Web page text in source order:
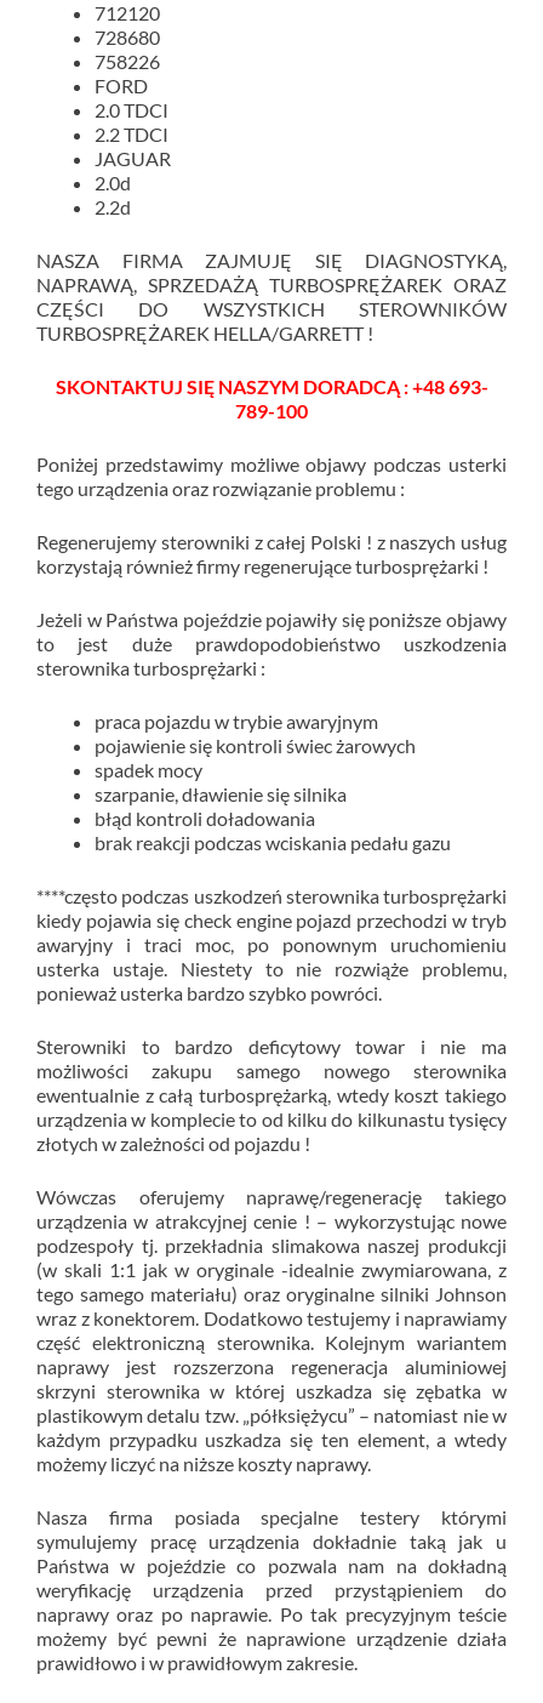
712120
728680
758226
FORD
2.0 TDCI
2.2 TDCI
JAGUAR
2.0d
2.2d
NASZA FIRMA ZAJMUJĘ SIĘ DIAGNOSTYKĄ,
NAPRAWĄ, SPRZEDAŻĄ TURBOSPRĘŻAREK ORAZ
CZĘŚCI DO WSZYSTKICH STEROWNIKÓW
TURBOSPRĘŻAREK HELLA/GARRETT !
SKONTAKTUJ SIĘ NASZYM DORADCĄ : +48 693-
789-100
Poniżej przedstawimy możliwe objawy podczas usterki
tego urządzenia oraz rozwiązanie problemu :
Regenerujemy sterowniki z całej Polski ! z naszych usług
korzystają również firmy regenerujące turbosprężarki !
Jeżeli w Państwa pojeździe pojawiły się poniższe objawy
to jest duże prawdopodobieństwo uszkodzenia
sterownika turbosprężarki :
praca pojazdu w trybie awaryjnym
pojawienie się kontroli świec żarowych
spadek mocy
szarpanie, dławienie się silnika
błąd kontroli doładowania
brak reakcji podczas wciskania pedału gazu
****często podczas uszkodzeń sterownika turbosprężarki
kiedy pojawia się check engine pojazd przechodzi w tryb
awaryjny i traci moc, po ponownym uruchomieniu
usterka ustaje. Niestety to nie rozwiąże problemu,
ponieważ usterka bardzo szybko powróci.
Sterowniki to bardzo deficytowy towar i nie ma
możliwości zakupu samego nowego sterownika
ewentualnie z całą turbosprężarką, wtedy koszt takiego
urządzenia w komplecie to od kilku do kilkunastu tysięcy
złotych w zależności od pojazdu !
Wówczas oferujemy naprawę/regenerację takiego
urządzenia w atrakcyjnej cenie ! – wykorzystując nowe
podzespoły tj. przekładnia slimakowa naszej produkcji
(w skali 1:1 jak w oryginale -idealnie zwymiarowana, z
tego samego materiału) oraz oryginalne silniki Johnson
wraz z konektorem. Dodatkowo testujemy i naprawiamy
część elektroniczną sterownika. Kolejnym wariantem
naprawy jest rozszerzona regeneracja aluminiowej
skrzyni sterownika w której uszkadza się zębatka w
plastikowym detalu tzw. „półksiężycu” – natomiast nie w
każdym przypadku uszkadza się ten element, a wtedy
możemy liczyć na niższe koszty naprawy.
Nasza firma posiada specjalne testery którymi
symulujemy pracę urządzenia dokładnie taką jak u
Państwa w pojeździe co pozwala nam na dokładną
weryfikację urządzenia przed przystąpieniem do
naprawy oraz po naprawie. Po tak precyzyjnym teście
możemy być pewni że naprawione urządzenie działa
prawidłowo i w prawidłowym zakresie.